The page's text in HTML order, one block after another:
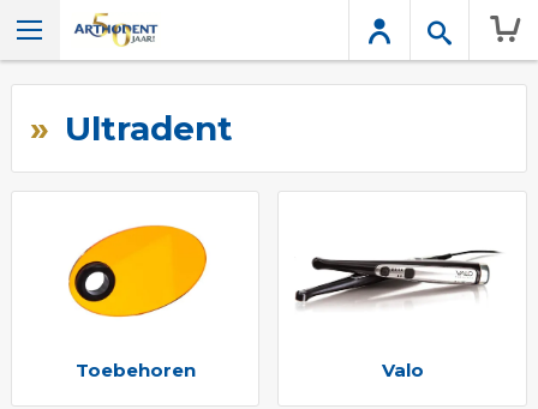
Ultradent
Toebehoren Valo